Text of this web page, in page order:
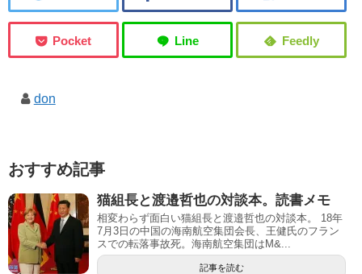
don
おすすめ記事
猫組長と渡邉哲也の対談本。読書メモ
相変わらず面白い猫組長と渡邉哲也の対談本。 18年
7月3日の中国の海南航空集団会長、王健氏のフラン
スでの転落事故死。海南航空集団はM&...
記事を読む